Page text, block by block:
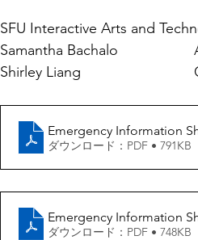
SFU Interactive Arts and
Emergency Information
ダウンロード：PDF • 791KB
Emergency Information
ダウンロード：PDF • 748KB